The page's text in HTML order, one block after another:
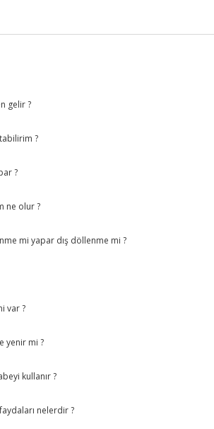
gelir ?
?
?
ne olur ?
mi yapar dış döllenme mi ?
var ?
yenir mi ?
kullanır ?
nelerdir ?